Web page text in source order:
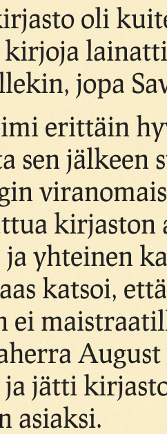
oli
kirjoja
jopa
erittäin
sen
kirjaston
yhteinen
katsoi,
ei
jätti
asiaksi.